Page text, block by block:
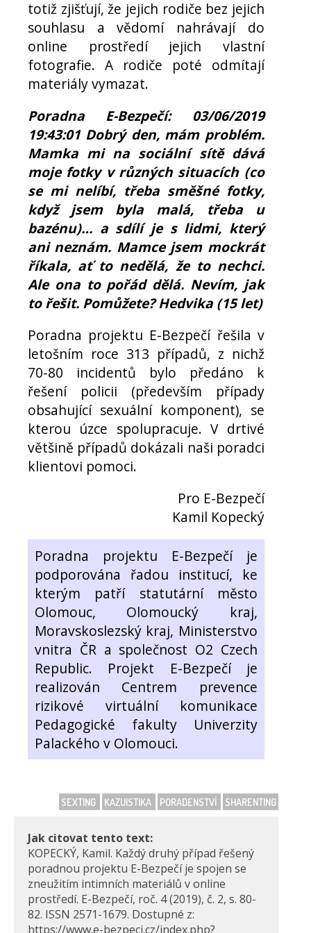
totiž zjišťují, že jejich rodiče bez jejich
souhlasu a vědomí nahrávají do
online prostředí jejich vlastní
fotografie. A rodiče poté odmítají
materiály vymazat.
Poradna E-Bezpečí: 03/06/2019
19:43:01 Dobrý den, mám problém.
Mamka mi na sociální sítě dává
moje fotky v různých situacích (co
se mi nelíbí, třeba směšné fotky,
když jsem byla malá, třeba u
bazénu)… a sdílí je s lidmi, který
ani neznám. Mamce jsem mockrát
říkala, ať to nedělá, že to nechci.
Ale ona to pořád dělá. Nevím, jak
to řešit. Pomůžete? Hedvika (15 let)
Poradna projektu E-Bezpečí řešila v
letošním roce 313 případů, z nichž
70-80 incidentů bylo předáno k
řešení policii (především případy
obsahující sexuální komponent), se
kterou úzce spolupracuje. V drtivé
většině případů dokázali naši poradci
klientovi pomoci.
Pro E-Bezpečí
Kamil Kopecký
Poradna projektu E-Bezpečí je
podporována řadou institucí, ke
kterým patří statutární město
Olomouc, Olomoucký kraj,
Moravskoslezský kraj, Ministerstvo
vnitra ČR a společnost O2 Czech
Republic. Projekt E-Bezpečí je
realizován Centrem prevence
rizikové virtuální komunikace
Pedagogické fakulty Univerzity
Palackého v Olomouci.
SEXTING KAZUISTIKA PORADENSTVÍ SHARENTING
Jak citovat tento text:
KOPECKÝ, Kamil. Každý druhý případ řešený
poradnou projektu E-Bezpečí je spojen se
zneužitím intimních materiálů v online
prostředí. E-Bezpečí, roč. 4 (2019), č. 2, s. 80-
82. ISSN 2571-1679. Dostupné z:
https://www.e-bezpeci.cz/index.php?